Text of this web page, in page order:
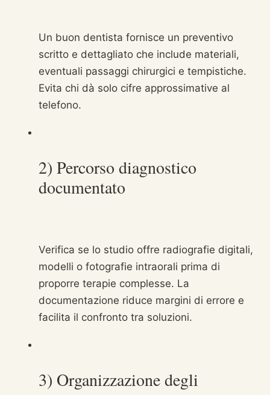
Un buon dentista fornisce un preventivo
scritto e dettagliato che include materiali,
eventuali passaggi chirurgici e tempistiche.
Evita chi dà solo cifre approssimative al
telefono.
2) Percorso diagnostico
documentato
Verifica se lo studio offre radiografie digitali,
modelli o fotografie intraorali prima di
proporre terapie complesse. La
documentazione riduce margini di errore e
facilita il confronto tra soluzioni.
3) Organizzazione degli